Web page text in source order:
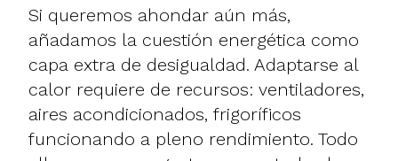
Si queremos ahondar aún más,
añadamos la cuestión energética como
capa extra de desigualdad. Adaptarse al
calor requiere de recursos: ventiladores,
aires acondicionados, frigoríficos
funcionando a pleno rendimiento. Todo